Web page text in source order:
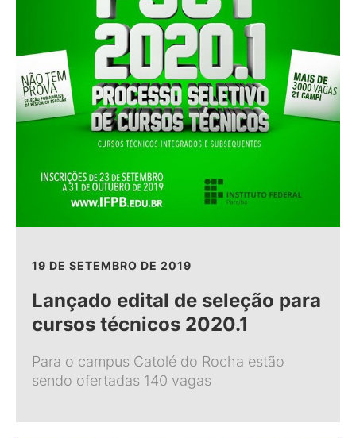
19 DE SETEMBRO DE 2019
Lançado edital de seleção para
cursos técnicos 2020.1
Para o campus Catolé do Rocha estão
sendo ofertadas 140 vagas